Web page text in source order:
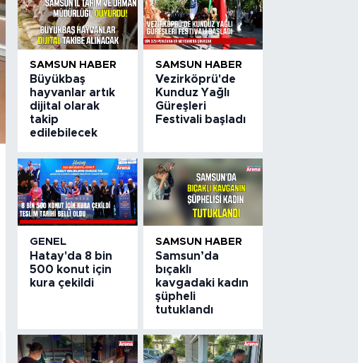
SAMSUN HABER
Büyükbaş
hayvanlar artık
dijital olarak
takip
edilebilecek
SAMSUN HABER
Vezirköprü'de
Kunduz Yağlı
Güreşleri
Festivali başladı
GENEL
Hatay'da 8 bin
500 konut için
kura çekildi
SAMSUN HABER
Samsun’da
bıçaklı
kavgadaki kadın
şüpheli
tutuklandı